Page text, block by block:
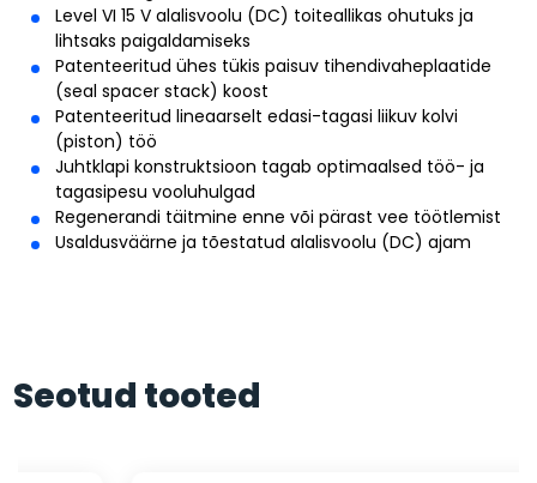
Level VI 15 V alalisvoolu (DC) toiteallikas ohutuks ja
lihtsaks paigaldamiseks
Patenteeritud ühes tükis paisuv tihendivaheplaatide
(seal spacer stack) koost
Patenteeritud lineaarselt edasi-tagasi liikuv kolvi
(piston) töö
Juhtklapi konstruktsioon tagab optimaalsed töö- ja
tagasipesu vooluhulgad
Regenerandi täitmine enne või pärast vee töötlemist
Usaldusväärne ja tõestatud alalisvoolu (DC) ajam
Seotud tooted